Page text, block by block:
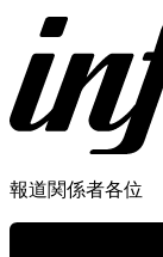
報道関係者各位